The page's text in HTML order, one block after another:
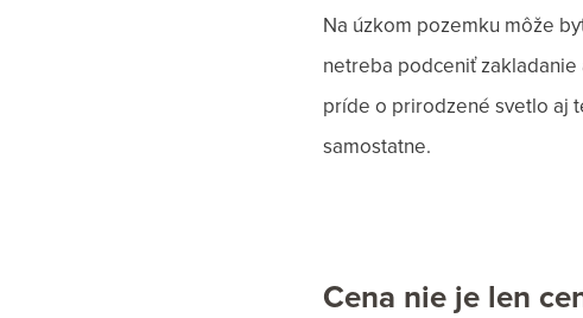
Na úzkom pozemku môže
netreba podceniť zakladanie
príde o prirodzené svetlo aj
samostatne.
Cena nie je len